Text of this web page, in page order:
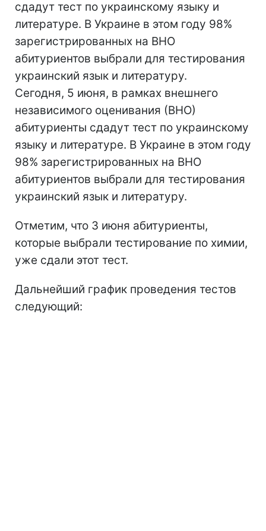
сдадут тест по украинскому языку и
литературе. В Украине в этом году 98%
зарегистрированных на ВНО
абитуриентов выбрали для тестирования
украинский язык и литературу.
Сегодня, 5 июня, в рамках внешнего
независимого оценивания (ВНО)
абитуриенты сдадут тест по украинскому
языку и литературе. В Украине в этом году
98% зарегистрированных на ВНО
абитуриентов выбрали для тестирования
украинский язык и литературу.
Отметим, что 3 июня абитуриенты,
которые выбрали тестирование по химии,
уже сдали этот тест.
Дальнейший график проведения тестов
следующий: